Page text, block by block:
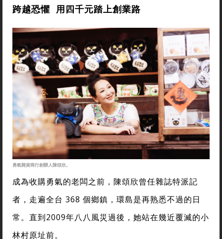
跨越恐懼 用四千元踏上創業路
勇氣雜貨商行創辦人陳頌欣。
成為收購勇氣的老闆之前，陳頌欣曾任雜誌特派記
者，走遍全台 368 個鄉鎮，環島是再熟悉不過的日
常。直到2009年八八風災過後，她站在幾近覆滅的小
林村原址前。